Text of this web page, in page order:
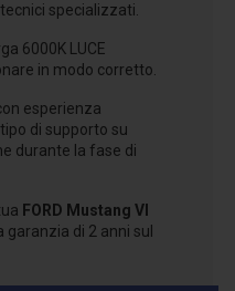
specializzati.
6000K LUCE
in modo corretto.
esperienza
di supporto su
durante la fase di
FORD Mustang VI
di 2 anni sul